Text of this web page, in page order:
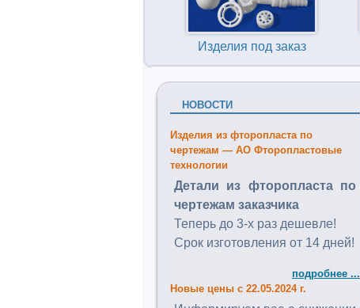
Изделия под заказ
НОВОСТИ
Изделия из фторопласта по
чертежам — АО Фторопластовые
технологии
Детали из фторопласта по
чертежам заказчика
Теперь до 3-х раз дешевле!
Срок изготовления от 14 дней!
подробнее ...
Новые цены с 22.05.2024 г.